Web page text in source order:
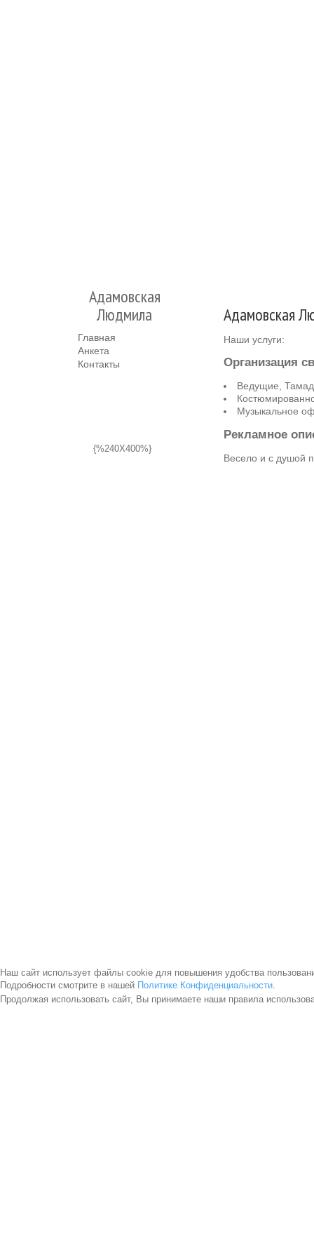
Адамовская
Людмила
Главная
Анкета
Контакты
{%240X400%}
Адамовская
Наши услуги:
Организация
Ведущие,
Музыкальное
Рекламное
Весело и с душой
Наш сайт использует файлы cookie для повышения удобства
Подробности смотрите в нашей Политике Конфиденциальности.
Продолжая использовать сайт, Вы принимаете наши правила